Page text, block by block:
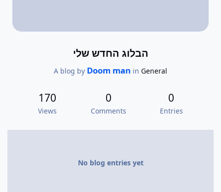
הבלוג החדש שלי
A blog by Doom man in General
0
Entries
0
Comments
170
Views
No blog entries yet